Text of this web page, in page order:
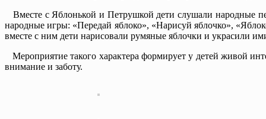
Вместе с Яблонькой и Петрушкой дети слушали народные
народные игры: «Передай яблоко», «Нарисуй яблочко»,
вместе с ним дети нарисовали румяные яблочки и украсили
Мероприятие такого характера формирует у детей живой
внимание и заботу.